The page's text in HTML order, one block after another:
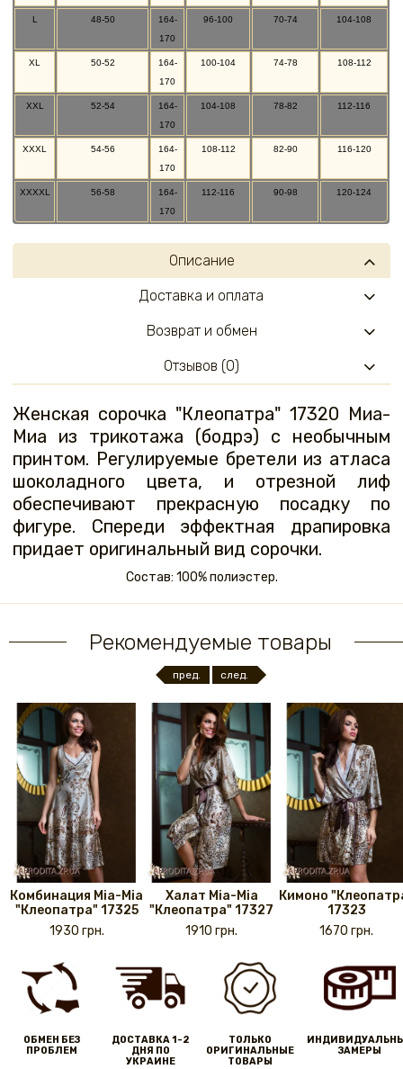
L 48-50
164-
170
96-100 70-74 104-108
XL 50-52
164-
170
100-104 74-78 108-112
XXL 52-54
164-
170
104-108 78-82 112-116
XXXL 54-56
164-
170
108-112 82-90 116-120
XXXXL 56-58
164-
170
112-116 90-98 120-124
Описание
Женская сорочка "Клеопатра" 17320 Миа-
Миа из трикотажа (бодрэ) с необычным
принтом. Регулируемые бретели из атласа
шоколадного цвета, и отрезной лиф
обеспечивают прекрасную посадку по
фигуре. Спереди эффектная драпировка
придает оригинальный вид сорочки.
Состав: 100% полиэстер.
Доставка и оплата
Возврат и обмен
Отзывов (0)
Рекомендуемые товары
пред. след.
Комбинация Mia-Mia
"Клеопатра" 17325
1930 грн.
Халат Mia-Mia
"Клеопатра" 17327
1910 грн.
Кимоно
17323
1670 грн.
ОБМЕН БЕЗ
ПРОБЛЕМ
ДОСТАВКА 1-2
ДНЯ ПО
УКРАИНЕ
ТОЛЬКО
ОРИГИНАЛЬНЫЕ
ТОВАРЫ
ЗАМЕРЫ